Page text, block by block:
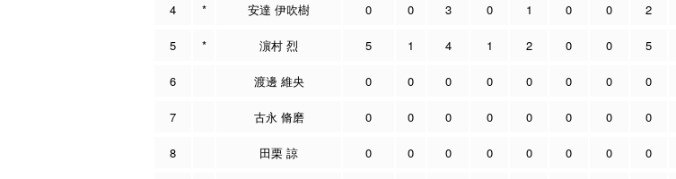
4 * 安達 伊吹樹 0 0 3 0 1 0 0 2
5 * 濵村 烈 5 1 4 1 2 0 0 5
6 渡邊 維央 0 0 0 0 0 0 0 0
7 古永 脩磨 0 0 0 0 0 0 0 0
8 田栗 諒 0 0 0 0 0 0 0 0